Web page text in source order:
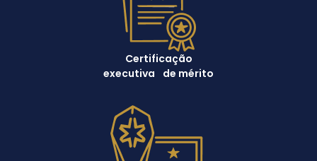
Certificação
executiva de mérito